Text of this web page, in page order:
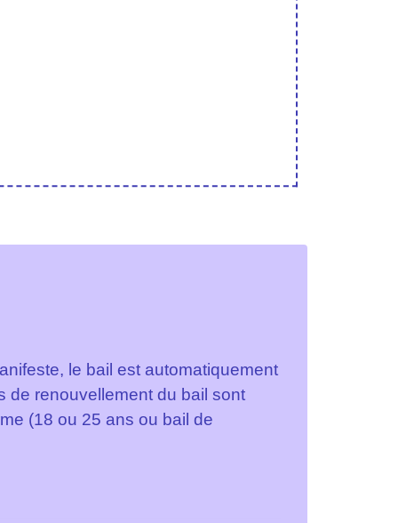
le bail est automatiquement
de renouvellement du bail sont
(18 ou 25 ans ou bail de